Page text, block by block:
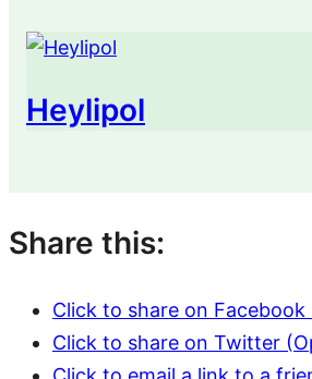
Heylipol
Share this:
Click to share on
Click to share on Twitter